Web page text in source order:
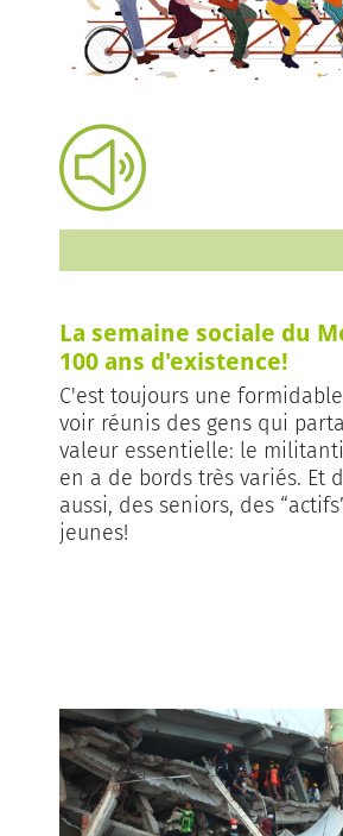
La semaine sociale du
100 ans d'existence!
C'est toujours une
voir réunis des gens qui
valeur essentielle: le
en a de bords très variés. Et
aussi, des seniors, des
jeunes!